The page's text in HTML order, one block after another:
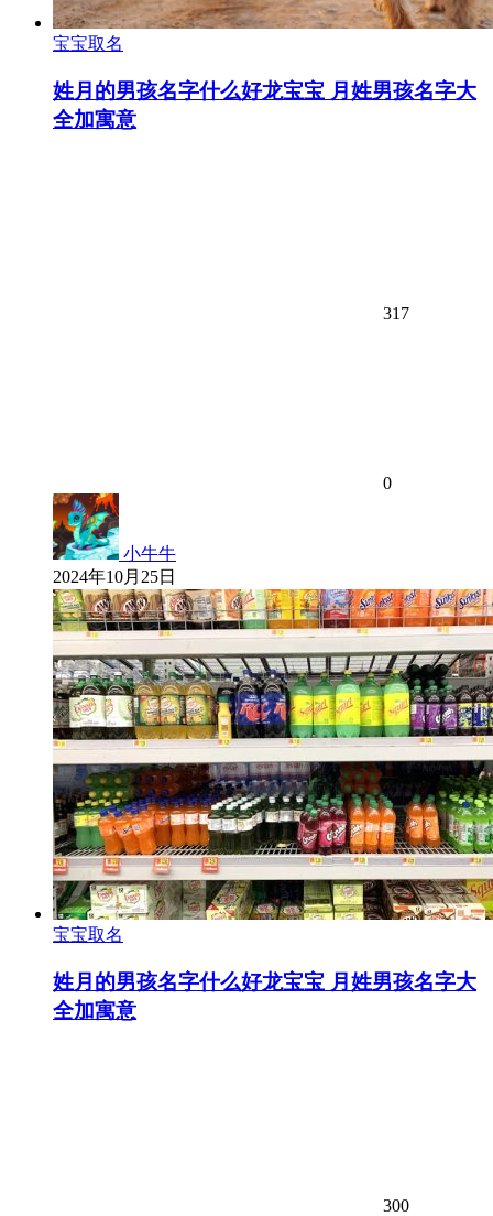
宝宝取名
姓月的男孩名字什么好龙宝宝 月姓男孩名字大
全加寓意
317
0
小牛牛
2024年10月25日
宝宝取名
姓月的男孩名字什么好龙宝宝 月姓男孩名字大
全加寓意
300